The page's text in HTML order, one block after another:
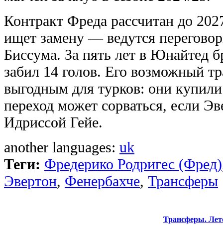
Контракт Фреда рассчитан до
ищет замену — ведутся
Биссума. За пять лет в Юнайтед
забил 14 голов. Его возможный
выгодным для турков: они
переход может сорваться, если
Идриссой Гейе.
another languages: uk
Теги: Фредерико Родригес (Фред)
Эвертон, Фенербахче, Трансферы
Трансферы.